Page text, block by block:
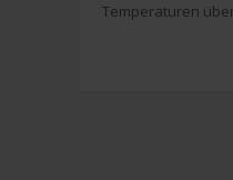
Temperaturen